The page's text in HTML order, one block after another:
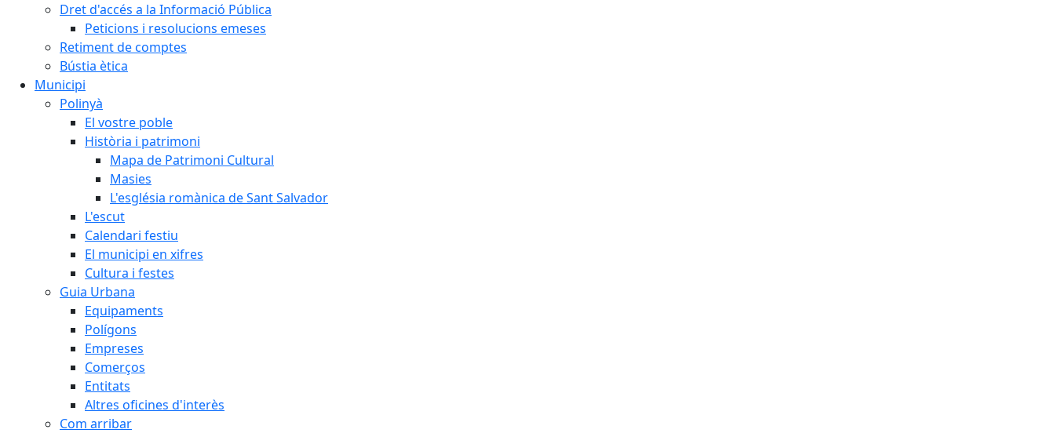
Dret d'accés a la Informació Pública
Peticions i resolucions emeses
Retiment de comptes
Bústia ètica
Municipi
Polinyà
El vostre poble
Història i patrimoni
Mapa de Patrimoni Cultural
Masies
L'església romànica de Sant Salvador
L'escut
Calendari festiu
El municipi en xifres
Cultura i festes
Guia Urbana
Equipaments
Polígons
Empreses
Comerços
Entitats
Altres oficines d'interès
Com arribar